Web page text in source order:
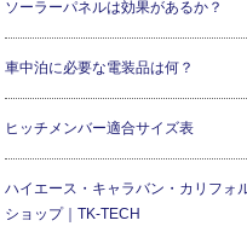
ソーラーパネルは効果があるか？
車中泊に必要な電装品は何？
ヒッチメンバー適合サイズ表
ハイエース・キャラバン・カリフォ
ショップ｜TK-TECH